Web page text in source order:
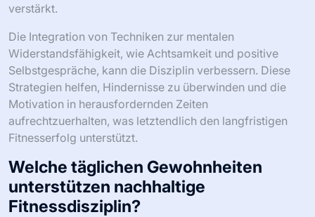
verstärkt.
Die Integration von Techniken zur mentalen
Widerstandsfähigkeit, wie Achtsamkeit und positive
Selbstgespräche, kann die Disziplin verbessern. Diese
Strategien helfen, Hindernisse zu überwinden und die
Motivation in herausfordernden Zeiten
aufrechtzuerhalten, was letztendlich den langfristigen
Fitnesserfolg unterstützt.
Welche täglichen Gewohnheiten
unterstützen nachhaltige
Fitnessdisziplin?